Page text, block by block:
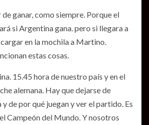
ganar, como siempre. Porque el
si Argentina gana. pero si llegara a
en la mochila a Martino.
estas cosas.
15.45 hora de nuestro país y en el
alemana. Hay que dejarse de
de por qué juegan y ver el partido. Es
Campeón del Mundo. Y nosotros